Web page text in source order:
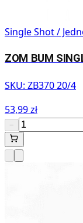
Single Shot /
ZOM BUM
SKU: ZB370 20/4
53,99 zł
−